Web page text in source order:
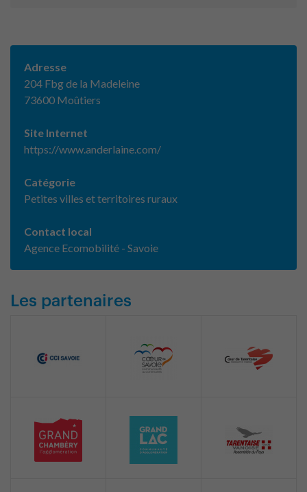
Adresse
204 Fbg de la Madeleine
73600 Moûtiers
Site Internet
https://www.anderlaine.com/
Catégorie
Petites villes et territoires ruraux
Contact local
Agence Ecomobilité - Savoie
Les partenaires